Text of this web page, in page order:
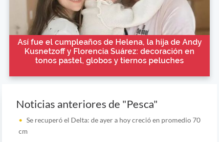
Así fue el cumpleaños de Helena, la hija de Andy
Kusnetzoff y Florencia Suárez: decoración en
tonos pastel, globos y tiernos peluches
Noticias anteriores de "Pesca"
Se recuperó el Delta: de ayer a hoy creció en promedio 70
cm